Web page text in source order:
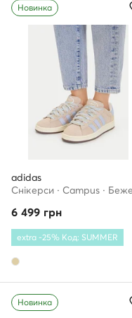
Новинка
adidas
6 499 грн
extra -25% Код: SUMMER
Новинка